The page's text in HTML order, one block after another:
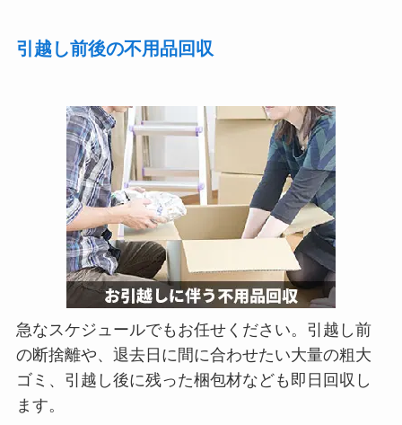
引越し前後の不用品回収
急なスケジュールでもお任せください。引越し前
の断捨離や、退去日に間に合わせたい大量の粗大
ゴミ、引越し後に残った梱包材なども即日回収し
ます。